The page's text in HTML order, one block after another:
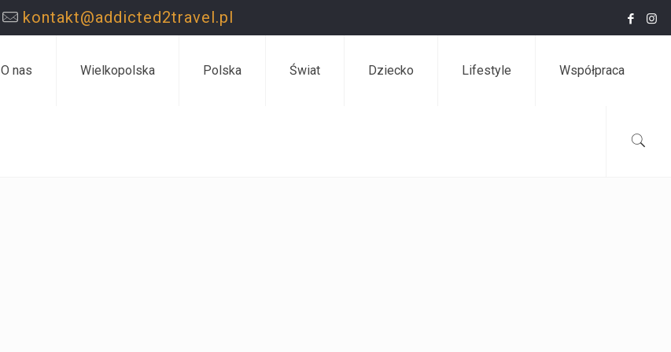
kontakt@addicted2travel.pl
O nas Wielkopolska Polska Świat Dziecko Lifestyle Współpraca